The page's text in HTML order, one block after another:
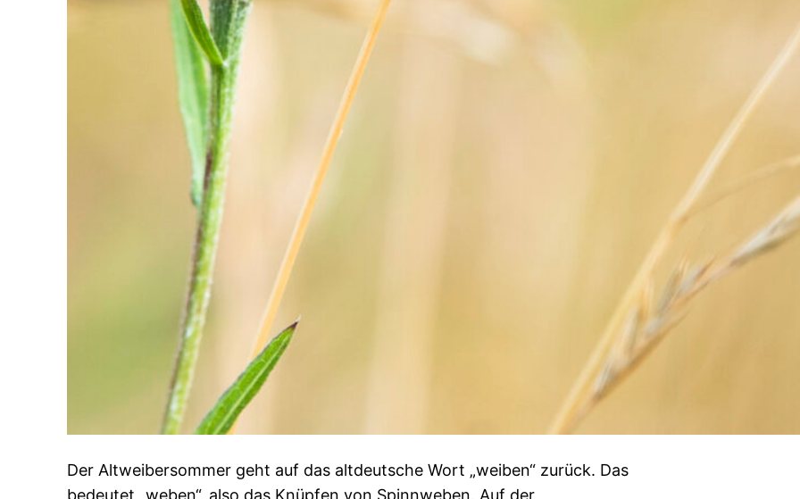
Der Altweibersommer geht auf das altdeutsche Wort „weiben“ zurück. Das
bedeutet „weben“, also das Knüpfen von Spinnweben. Auf der